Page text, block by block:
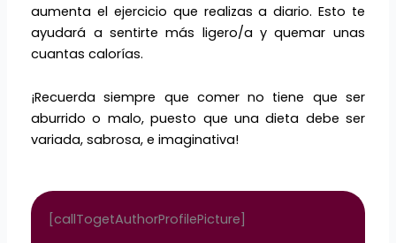
aumenta el ejercicio que realizas a diario. Esto te
ayudará a sentirte más ligero/a y quemar unas
cuantas calorías.
¡Recuerda siempre que comer no tiene que ser
aburrido o malo, puesto que una dieta debe ser
variada, sabrosa, e imaginativa!
[callTogetAuthorProfilePicture]